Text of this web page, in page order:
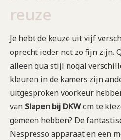
reuze
Je hebt de keuze uit vijf
oprecht ieder net zo fijn zijn.
alleen qua stijl nogal
kleuren in de kamers zijn
uitgesproken voorkeur
van Slapen bij DKWom te
gemeen hebben? De
Nespresso apparaat en een